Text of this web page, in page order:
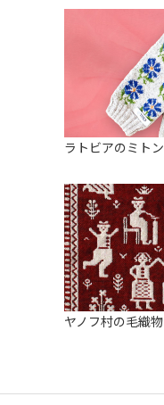
ラトビアのミトン
ヤノフ村の毛織物